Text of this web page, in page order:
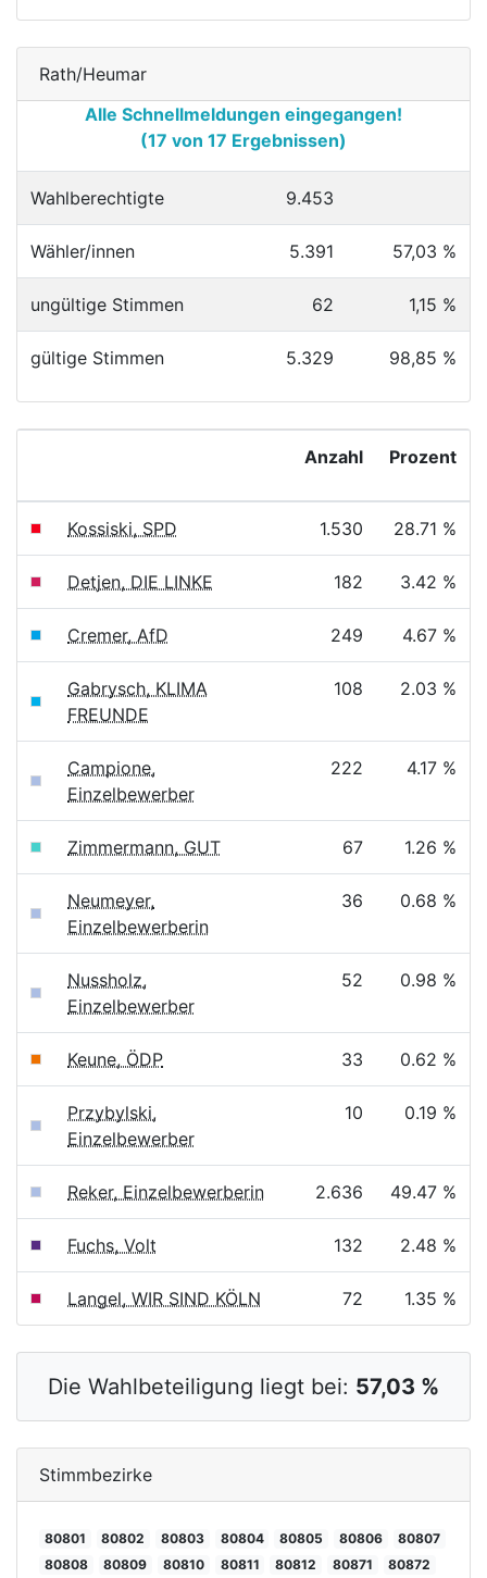
Rath/Heumar
Alle Schnellmeldungen eingegangen!
(17 von 17 Ergebnissen)
Wahlberechtigte 9.453
Wähler/innen 5.391 57,03 %
ungültige Stimmen 62 1,15 %
gültige Stimmen 5.329 98,85 %
Anzahl Prozent
Kossiski, SPD 1.530 28.71 %
Detjen, DIE LINKE 182 3.42 %
Cremer, AfD 249 4.67 %
Gabrysch, KLIMA
FREUNDE
108 2.03 %
Campione,
Einzelbewerber
222 4.17 %
Zimmermann, GUT 67 1.26 %
Neumeyer,
Einzelbewerberin
36 0.68 %
Nussholz,
Einzelbewerber
52 0.98 %
Keune, ÖDP 33 0.62 %
Przybylski,
Einzelbewerber
10 0.19 %
Reker, Einzelbewerberin 2.636 49.47 %
Fuchs, Volt 132 2.48 %
Langel, WIR SIND KÖLN 72 1.35 %
Die Wahlbeteiligung liegt bei: 57,03 %
Stimmbezirke
80801 80802 80803 80804 80805 80806
80807
80808
80809 80810 80811 80812 80871 80872